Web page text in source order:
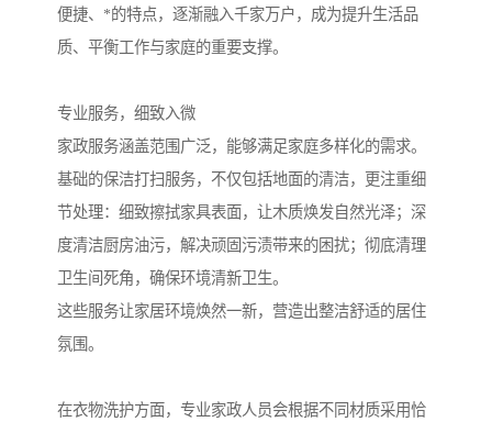
便捷、*的特点，逐渐融入千家万户，成为提升生活品
质、平衡工作与家庭的重要支撑。
专业服务，细致入微
家政服务涵盖范围广泛，能够满足家庭多样化的需求。
基础的保洁打扫服务，不仅包括地面的清洁，更注重细
节处理：细致擦拭家具表面，让木质焕发自然光泽；深
度清洁厨房油污，解决顽固污渍带来的困扰；彻底清理
卫生间死角，确保环境清新卫生。
这些服务让家居环境焕然一新，营造出整洁舒适的居住
氛围。
在衣物洗护方面，专业家政人员会根据不同材质采用恰